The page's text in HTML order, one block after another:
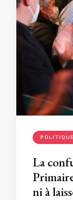
POLITIQUE
La
ni à